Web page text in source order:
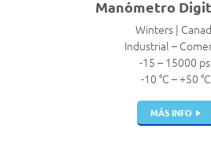
Manómetro
Winters |
Industrial –
-15 – 15000
-10 °C – +50 °C
MÁS INFO